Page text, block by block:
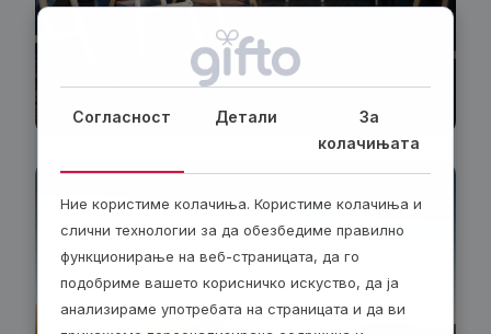
Види сè
На отворено
Согласност Детали
За
колачињата
Ние користиме колачиња. Користиме колачиња и
слични технологии за да обезбедиме правилно
функционирање на веб-страницата, да го
подобриме вашето корисничко искуство, да ја
анализираме употребата на страницата и да ви